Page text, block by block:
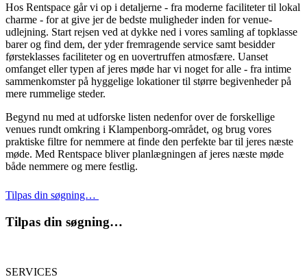
Hos Rentspace går vi op i detaljerne - fra moderne faciliteter til lokal
charme - for at give jer de bedste muligheder inden for venue-
udlejning. Start rejsen ved at dykke ned i vores samling af topklasse
barer og find dem, der yder fremragende service samt besidder
førsteklasses faciliteter og en uovertruffen atmosfære. Uanset
omfanget eller typen af ​​jeres møde har vi noget for alle - fra intime
sammenkomster på hyggelige lokationer til større begivenheder på
mere rummelige steder.
Begynd nu med at udforske listen nedenfor over de forskellige
venues rundt omkring i Klampenborg-området, og brug vores
praktiske filtre for nemmere at finde den perfekte bar til jeres næste
møde. Med Rentspace bliver planlægningen af ​​jeres næste møde
både nemmere og mere festlig.
Tilpas din søgning…
Tilpas din søgning…
SERVICES